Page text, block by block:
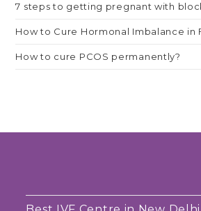
7 steps to getting pregnant with
How to Cure Hormonal Imbalance in
How to cure PCOS permanently?